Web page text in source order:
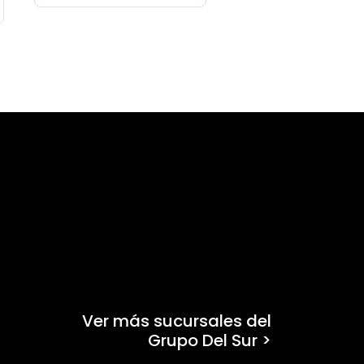
Ver más sucursales del
Grupo Del Sur >